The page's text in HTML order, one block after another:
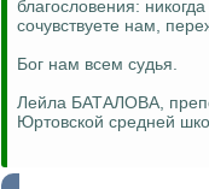
благословения:
сочувствуете нам,
Бог нам всем судья.
Лейла БАТАЛОВА,
Юртовской средней